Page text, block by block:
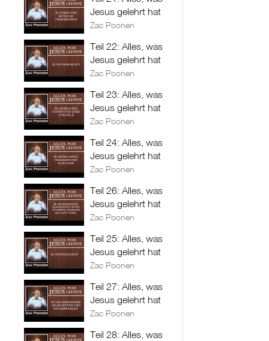
Jesus gelehrt hat
Zac Poonen
Teil 22: Alles, was
Jesus gelehrt hat
Zac Poonen
Teil 23: Alles, was
Jesus gelehrt hat
Zac Poonen
Teil 24: Alles, was
Jesus gelehrt hat
Zac Poonen
Teil 26: Alles, was
Jesus gelehrt hat
Zac Poonen
Teil 25: Alles, was
Jesus gelehrt hat
Zac Poonen
Teil 27: Alles, was
Jesus gelehrt hat
Zac Poonen
Teil 28: Alles, was